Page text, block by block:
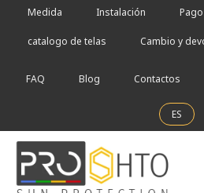
Medida Instalación
catalogo de telas Cambio y
FAQ Blog Contactos
ES